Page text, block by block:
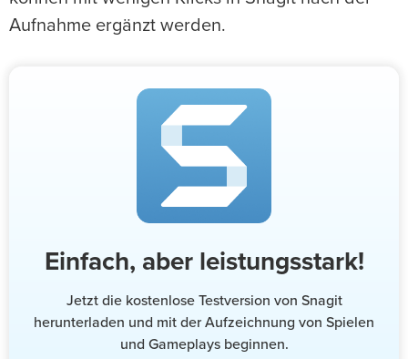
Aufnahme ergänzt werden.
Einfach, aber leistungsstark!
Jetzt die kostenlose Testversion von Snagit
herunterladen und mit der Aufzeichnung von Spielen
und Gameplays beginnen.